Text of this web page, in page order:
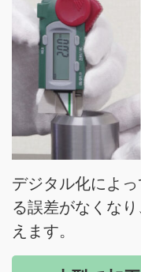
デジタル化によ
る誤差がなくな
えます。